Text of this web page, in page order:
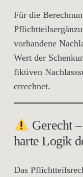
Für die
vorhandene
Wert der
fiktiven
errechnet.
Gerecht
harte Logik
Das